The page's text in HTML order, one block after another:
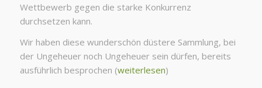
Wettbewerb gegen die starke Konkurrenz
durchsetzen kann.
Wir haben diese wunderschön düstere Sammlung, bei
der Ungeheuer noch Ungeheuer sein dürfen, bereits
ausführlich besprochen (weiterlesen)